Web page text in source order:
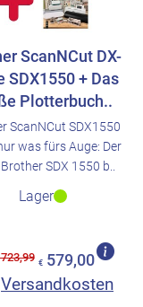
ScanNCut DX-
SDX1550 + Das
Plotterbuch..
ScanNCut SDX1550
was fürs Auge: Der
SDX 1550 b..
Lager
€ 579,00
Versandkosten